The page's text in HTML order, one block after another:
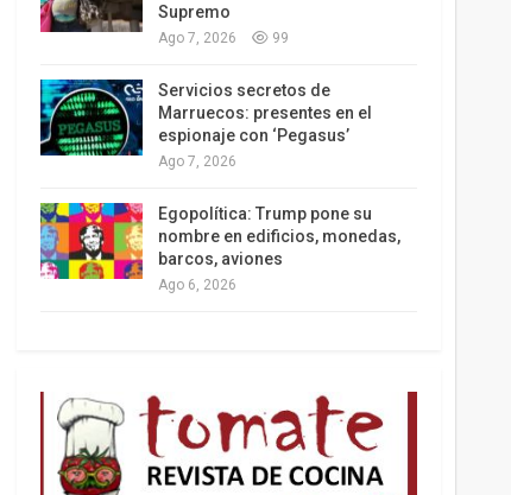
Supremo
Ago 7, 2026 99
Servicios secretos de
Marruecos: presentes en el
espionaje con ‘Pegasus’
Ago 7, 2026
Egopolítica: Trump pone su
nombre en edificios, monedas,
barcos, aviones
Ago 6, 2026